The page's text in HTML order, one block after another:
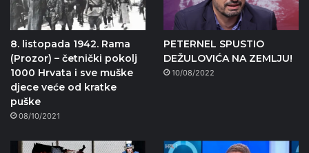
8. listopada 1942. Rama
(Prozor) – četnički pokolj
1000 Hrvata i sve muške
djece veće od kratke
puške
08/10/2021
PETERNEL SPUSTIO
DEŽULOVIĆA NA ZEMLJU!
10/08/2022